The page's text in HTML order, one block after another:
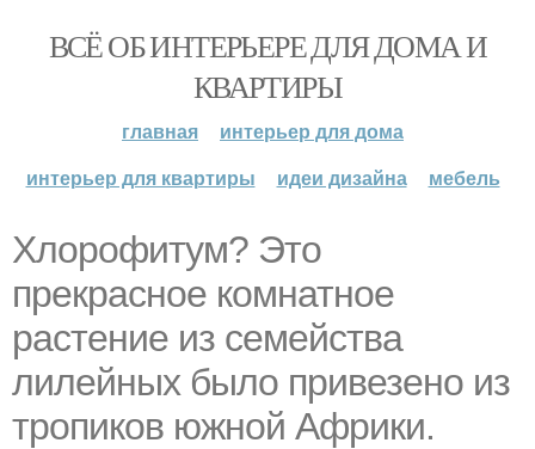
ВСЁ ОБ ИНТЕРЬЕРЕ ДЛЯ ДОМА И
КВАРТИРЫ
главная
интерьер для дома
интерьер для квартиры
идеи дизайна мебель
Хлорофитум? Это
прекрасное комнатное
растение из семейства
лилейных было привезено из
тропиков южной Африки.